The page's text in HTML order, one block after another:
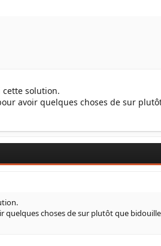
solution.
avoir quelques choses de sur
choses de sur plutôt que